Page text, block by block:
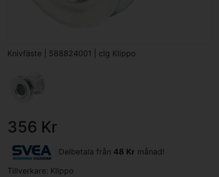
Knivfäste | 588824001 | clg Klippo
356 Kr
Delbetala från 48 Kr månad!
Tillverkare: Klippo